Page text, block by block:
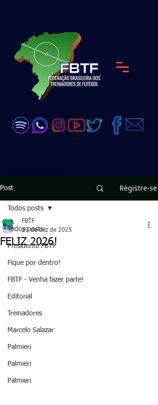
Post Registre-se
Todos posts
Presidente FBTF
Fique por dentro!
FBTF - Venha fazer parte!
Editorial
Treinadores
Marcelo Salazar
Palmieri
Palmieri
Palmieri
Todos posts
FELIZ 2026!
FBTF
29 de dez de 2025